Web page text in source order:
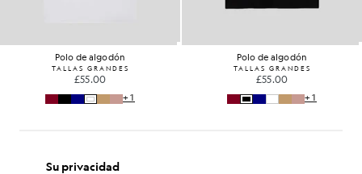
Polo de algodón
TALLAS GRANDES
£55.00
+1
Polo de algodón
TALLAS GRANDES
£55.00
+1
Su privacidad